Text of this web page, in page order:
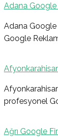
Adana
Adana
Google
profesyonel
Ağrı Google